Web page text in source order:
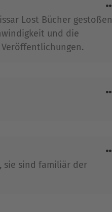
Deutschlands. Er
Lost Bücher gestoßen
und die
sie sind familiär der